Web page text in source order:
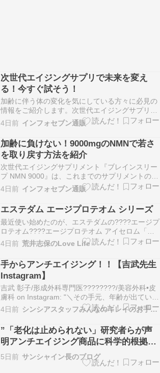
次世代エイジングサプリで未来を変え
る！今すぐ試そう！
加齢に伴う体の変化を気にしている方々に必見の
情報をご紹介します。次世代エイジングサプリメ
ント『ブレインスリープ NMN 9000』は、驚異の
9000mgのNMNを圧倒的なコストパフォーマンス
で提供し、あなたの未来を変える力を秘めていま
す。さらに、ブレインスリープ独自の処方によ
り…
4日前 インフォセブン通販
加齢に負けない！9000mgのNMNで若さ
を取り戻す方法を紹介
次世代エイジングサプリメント『ブレインスリー
プ NMN 9000』は、これまでのサプリメントの常
識を覆す革新的な製品です。9000mgという圧倒
的なNMN量を実現し、コストパフォーマンスに優
れたこのサプリメントは、あなたの未来を変える
力を秘めています。私たちの体は加齢とともに
失…
4日前 インフォセブン通販
エステダム エージプロテオム シリーズ
最近使い始めたのが、エステダムの????エージプ
ロテオム????エージプロテオム アイセロム「プ
ロテオーム」に着目したエイジングケア*美容液
で、肌本来の美しさをサポートしてくれるアイテ
ム。肌の美しさを支える「プロテオーム（タンパ
ク質）」。独自のシャペロン処方を採用し、乾…
4日前 荒井志保のLove Life
手からアンチエイジング！！【吉武先生
Instagram】
吉武 彰子/形成外科専門医????????/美容外科•皮
膚科 on Instagram: "＼その手元、年齢が出ていま
せんか？／今回は、お顔ではなく**手の甲のヒア
ルロン酸注入**をご紹介します。年齢とともに手
の甲が痩せてくると、血管や骨、筋が目立ちやす
くなり、実年齢以上に老け…
4日前 シンシアスタッフみんなのキレイのお手伝い
”「老化は止められない」研究者らが声
明アンチエイジング商品に科学的根拠な
し”
5日前 サンシャイン長のブログ